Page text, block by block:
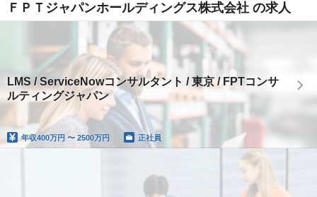
ＦＰＴジャパンホールディングス株式会社 の求人
LMS / ServiceNowコンサルタント / 東京 / FPTコンサ
ルティングジャパン
年収400万円 〜 2500万円 正社員